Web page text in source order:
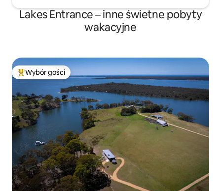
Lakes Entrance – inne świetne pobyty
wakacyjne
Najpopularniejsze z kategorii Wybór gości
Wybór gości